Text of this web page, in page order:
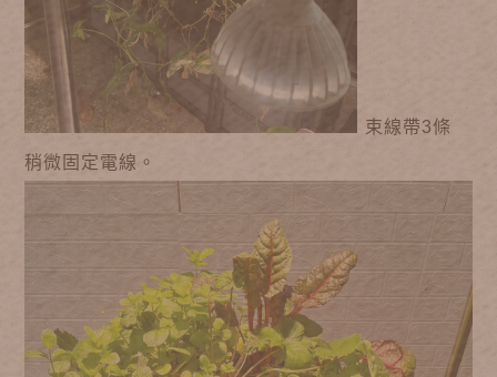
束線帶3條
稍微固定電線。